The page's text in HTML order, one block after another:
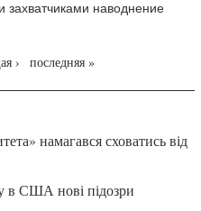
захватчиками наводнение
› последняя »
намагався сховатись від
в США нові підозри